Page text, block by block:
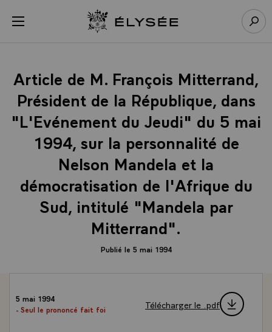
menu Retour à l’accueil Élysée
Article de M. François Mitterrand,
Président de la République, dans
"L'Evénement du Jeudi" du 5 mai
1994, sur la personnalité de
Nelson Mandela et la
démocratisation de l'Afrique du
Sud, intitulé "Mandela par
Mitterrand".
Publié le 5 mai 1994
5 mai 1994
- Seul le prononcé fait foi
Télécharger le .pdf
Panneau de gestion des cookies